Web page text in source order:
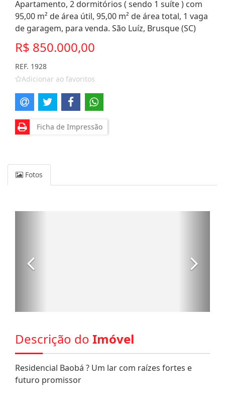
Apartamento, 2 dormitórios ( sendo 1 suíte ) com
95,00 m² de área útil, 95,00 m² de área total, 1 vaga
de garagem, para venda. São Luíz, Brusque (SC)
R$ 850.000,00
REF. 1928
Adicionar ao favoritos
Ficha de Impressão
Fotos
Descrição do Imóvel
Residencial Baobá ? Um lar com raízes fortes e
futuro promissor